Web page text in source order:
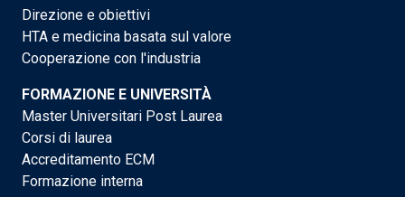
Direzione e obiettivi
HTA e medicina basata sul valore
Cooperazione con l'industria
FORMAZIONE E UNIVERSITÀ
Master Universitari Post Laurea
Corsi di laurea
Accreditamento ECM
Formazione interna